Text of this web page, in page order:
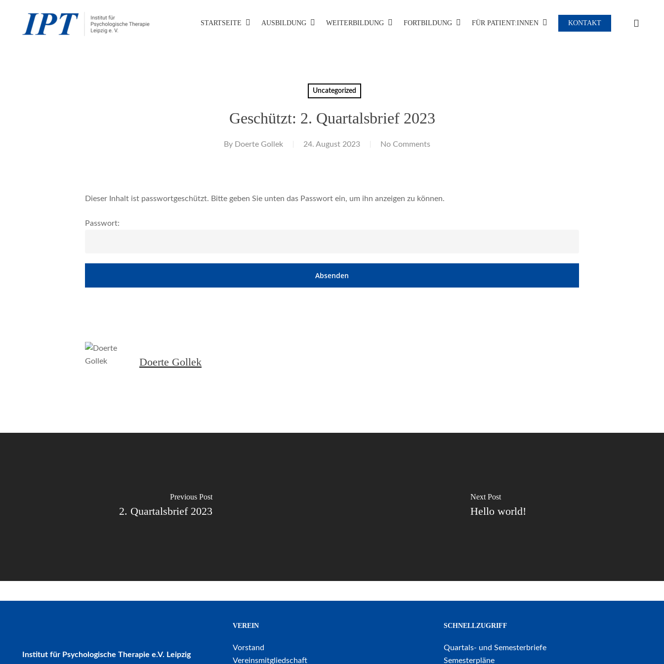
STARTSEITE AUSBILDUNG WEITERBILDUNG FORTBILDUNG FÜR PATIENT:INNEN KONTAKT
Cart
CLOSE
CART
Uncategorized
Geschützt: 2. Quartalsbrief 2023
By Doerte Gollek 24. August 2023 No Comments
Dieser Inhalt ist passwortgeschützt. Bitte geben Sie unten das Passwort ein, um ihn anzeigen zu können.
Passwort:
Doerte Gollek
Previous Post
2. Quartalsbrief 2023
Next Post
Hello world!
Institut für Psychologische Therapie e.V. Leipzig
VEREIN
Vorstand
Vereinsmitgliedschaft
SCHNELLZUGRIFF
Quartals- und Semesterbriefe
Semesterpläne